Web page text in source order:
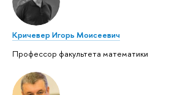
Кричевер Игорь Моисеевич
Профессор факультета математики